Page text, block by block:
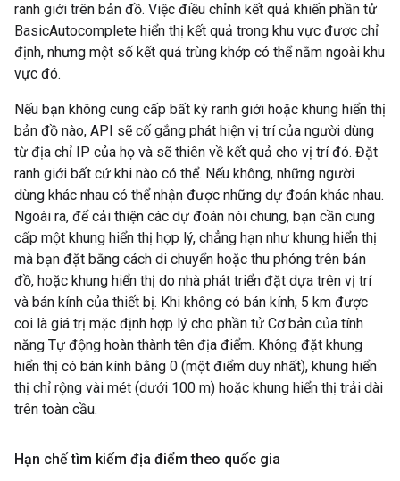
ranh giới trên bản đồ. Việc điều chỉnh kết quả khiến phần tử
BasicAutocomplete hiển thị kết quả trong khu vực được chỉ
định, nhưng một số kết quả trùng khớp có thể nằm ngoài khu
vực đó.
Nếu bạn không cung cấp bất kỳ ranh giới hoặc khung hiển thị
bản đồ nào, API sẽ cố gắng phát hiện vị trí của người dùng
từ địa chỉ IP của họ và sẽ thiên về kết quả cho vị trí đó. Đặt
ranh giới bất cứ khi nào có thể. Nếu không, những người
dùng khác nhau có thể nhận được những dự đoán khác nhau.
Ngoài ra, để cải thiện các dự đoán nói chung, bạn cần cung
cấp một khung hiển thị hợp lý, chẳng hạn như khung hiển thị
mà bạn đặt bằng cách di chuyển hoặc thu phóng trên bản
đồ, hoặc khung hiển thị do nhà phát triển đặt dựa trên vị trí
và bán kính của thiết bị. Khi không có bán kính, 5 km được
coi là giá trị mặc định hợp lý cho phần tử Cơ bản của tính
năng Tự động hoàn thành tên địa điểm. Không đặt khung
hiển thị có bán kính bằng 0 (một điểm duy nhất), khung hiển
thị chỉ rộng vài mét (dưới 100 m) hoặc khung hiển thị trải dài
trên toàn cầu.
Hạn chế tìm kiếm địa điểm theo quốc gia